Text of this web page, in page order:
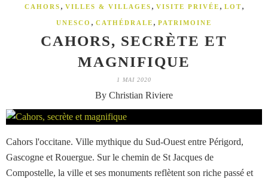
CAHORS , VILLES & VILLAGES , VISITE PRIVÉE , LOT,
UNESCO , CATHÉDRALE , PATRIMOINE
CAHORS, SECRÈTE ET
MAGNIFIQUE
1 MAI 2020
By Christian Riviere
Cahors l'occitane. Ville mythique du Sud-Ouest entre Périgord,
Gascogne et Rouergue. Sur le chemin de St Jacques de
Compostelle, la ville et ses monuments reflètent son riche passé et